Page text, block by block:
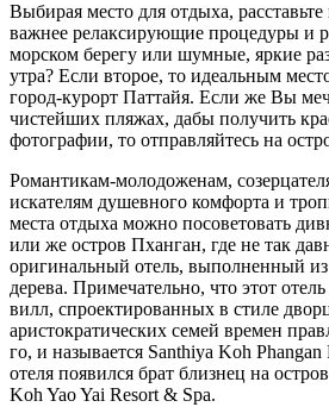
Выбирая место для отдыха,
важнее релаксирующие процедуры и
морском берегу или шумные, яркие
утра? Если второе, то идеальным
город-курорт Паттайя. Если же Вы
чистейших пляжах, дабы получить
фотографии, то отправляйтесь на
Романтикам-молодоженам,
искателям душевного комфорта и
места отдыха можно посоветовать
или же остров Пханган, где не так
оригинальный отель, выполненный
дерева. Примечательно, что этот
вилл, спроектированных в стиле
аристократических семей времен
го, и называется Santhiya Koh
отеля появился брат близнец на
Koh Yao Yai Resort & Spa.